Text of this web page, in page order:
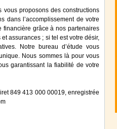
vous proposons des constructions
dans l’accomplissement de votre
financière grâce à nos partenaires
assurances ; si tel est votre désir,
Notre bureau d’étude vous
Nous sommes là pour vous
garantissant la fiabilité de votre
849 413 000 00019, enregistrée